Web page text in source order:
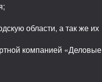
области, а так же их
компанией «Деловые